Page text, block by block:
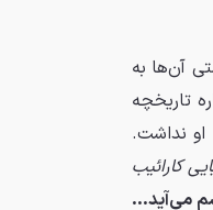
آن‌ها به
تاریخچه
او نداشت.
کارائیب
می‌آید...